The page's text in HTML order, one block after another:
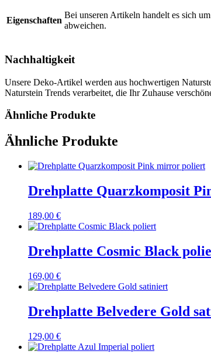
Eigenschaften
Bei unseren Artikeln handelt es sich
abweichen.
Nachhaltigkeit
Unsere Deko-Artikel werden aus hochwertigen
Naturstein Trends verarbeitet, die Ihr Zuhause
Ähnliche Produkte
Ähnliche Produkte
Drehplatte Quarzkomposit
189,00 €
Drehplatte Cosmic Black
169,00 €
Drehplatte Belvedere Gold
129,00 €